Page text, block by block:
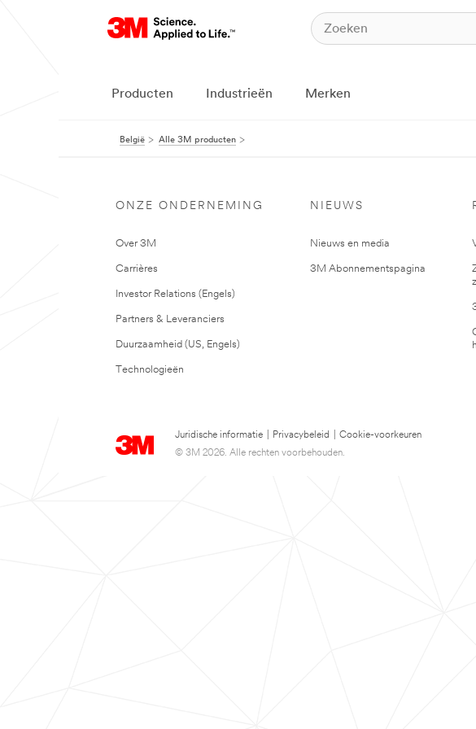
Producten Industrieën Merken
België Alle 3M producten
ONZE ONDERNEMING
Over 3M
Carrières
Investor Relations (Engels)
Partners & Leveranciers
Duurzaamheid (US, Engels)
Technologieën
NIEUWS
Nieuws en media
3M Abonnementspagina
Juridische informatie Privacybeleid
Cookie-voorkeuren
© 3M 2026. Alle rechten voorbehouden.